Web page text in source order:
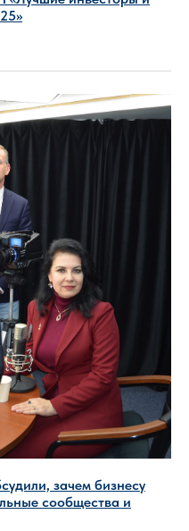
зачем бизнесу
сообщества и